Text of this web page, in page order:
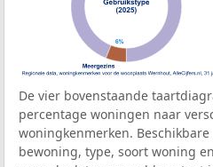
De vier bovenstaande
percentage woningen naar
woningkenmerken.
bewoning, type, soort woning